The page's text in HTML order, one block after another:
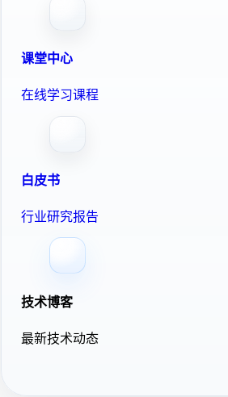
课堂中心
在线学习课程
白皮书
行业研究报告
技术博客
最新技术动态